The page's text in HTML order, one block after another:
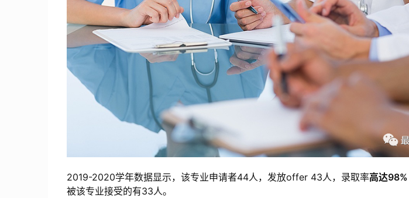
2019-2020学年数据显示，该专业申请者44人，发放offer 43人，录取率高达98%
被该专业接受的有33人。